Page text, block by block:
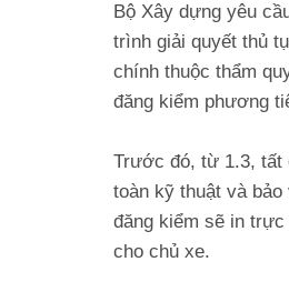
Bộ Xây dựng yêu
trình giải quyết thủ
chính thuộc thẩm
đăng kiểm phương
Trước đó, từ 1.3, tất
toàn kỹ thuật và
đăng kiểm sẽ in
cho chủ xe.